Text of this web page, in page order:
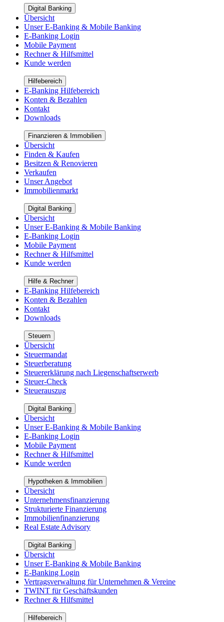
Digital Banking
Übersicht
Unser E-Banking & Mobile Banking
E-Banking Login
Mobile Payment
Rechner & Hilfsmittel
Kunde werden
Hilfebereich
E-Banking Hilfebereich
Konten & Bezahlen
Kontakt
Downloads
Finanzieren & Immobilien
Übersicht
Finden & Kaufen
Besitzen & Renovieren
Verkaufen
Unser Angebot
Immobilienmarkt
Digital Banking
Übersicht
Unser E-Banking & Mobile Banking
E-Banking Login
Mobile Payment
Rechner & Hilfsmittel
Kunde werden
Hilfe & Rechner
E-Banking Hilfebereich
Konten & Bezahlen
Kontakt
Downloads
Steuern
Übersicht
Steuermandat
Steuerberatung
Steuererklärung nach Liegenschaftserwerb
Steuer-Check
Steuerauszug
Digital Banking
Übersicht
Unser E-Banking & Mobile Banking
E-Banking Login
Mobile Payment
Rechner & Hilfsmittel
Kunde werden
Hypotheken & Immobilien
Übersicht
Unternehmensfinanzierung
Strukturierte Finanzierung
Immobilienfinanzierung
Real Estate Advisory
Digital Banking
Übersicht
Unser E-Banking & Mobile Banking
E-Banking Login
Vertragsverwaltung für Unternehmen & Vereine
TWINT für Geschäftskunden
Rechner & Hilfsmittel
Hilfebereich